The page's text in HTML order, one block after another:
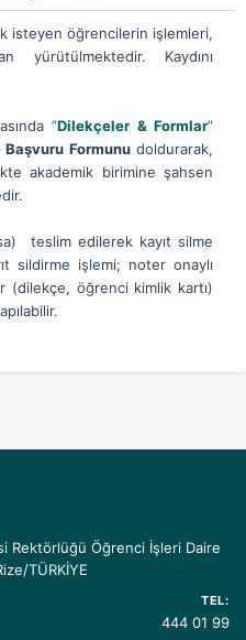
isteyen öğrencilerin işlemleri,
yürütülmektedir. Kaydını
”Dilekçeler & Formlar”
Formunudoldurarak,
akademik birimine şahsen
teslim edilerek kayıt silme
sildirme işlemi; noter onaylı
(dilekçe, öğrenci kimlik kartı)
Rektörlüğü Öğrenci İşleri Daire
TÜRKİYE
TEL:
444 01 99